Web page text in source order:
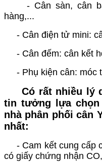
- Cân sàn, cân
hàng,...
- Cân điện tử mini:
- Cân đếm: cân kết
- Phụ kiện cân: móc
Có rất nhiều lý
tin tưởng lựa
nhà phân phối cân
nhất:
- Cam kết cung cấp
có giấy chứng nhận